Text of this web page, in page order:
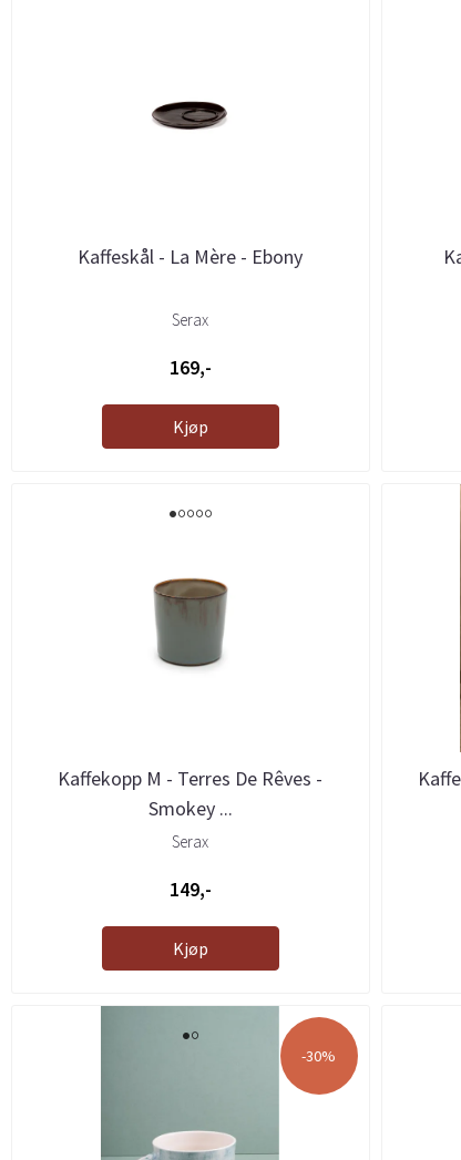
Kaffeskål - La Mère - Ebony
Serax
169,-
Kjøp
Kaffekopp M - Terres De Rêves -
Smokey ...
Serax
149,-
Kjøp
-30%